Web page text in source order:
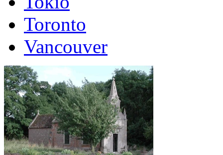
Toronto
Vancouver